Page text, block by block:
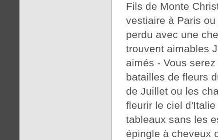
Fils de Monte
vestiaire à Paris
perdu avec une
trouvent aimables
aimés - Vous
batailles de fleurs
de Juillet ou les
fleurir le ciel
tableaux sans les
épingle à cheveux